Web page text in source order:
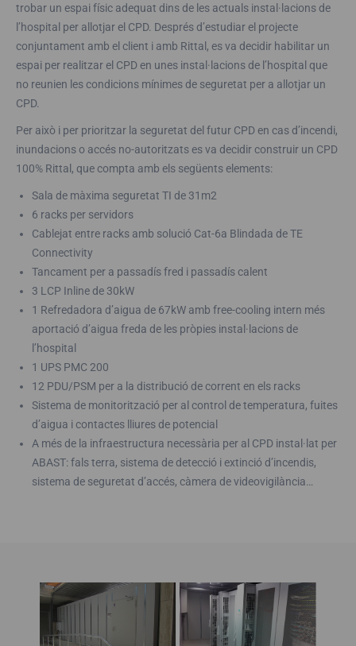
trobar un espai físic adequat dins de les actuals instal·lacions de
l’hospital per allotjar el CPD. Després d’estudiar el projecte
conjuntament amb el client i amb Rittal, es va decidir habilitar un
espai per realitzar el CPD en unes instal·lacions de l’hospital que
no reunien les condicions mínimes de seguretat per a allotjar un
CPD.
Per això i per prioritzar la seguretat del futur CPD en cas d’incendi,
inundacions o accés no-autoritzats es va decidir construir un CPD
100% Rittal, que compta amb els següents elements:
Sala de màxima seguretat TI de 31m2
6 racks per servidors
Cablejat entre racks amb solució Cat-6a Blindada de TE
Connectivity
Tancament per a passadís fred i passadís calent
3 LCP Inline de 30kW
1 Refredadora d’aigua de 67kW amb free-cooling intern més
aportació d’aigua freda de les pròpies instal·lacions de
l’hospital
1 UPS PMC 200
12 PDU/PSM per a la distribució de corrent en els racks
Sistema de monitorització per al control de temperatura, fuites
d’aigua i contactes lliures de potencial
A més de la infraestructura necessària per al CPD instal·lat per
ABAST: fals terra, sistema de detecció i extinció d’incendis,
sistema de seguretat d’accés, càmera de videovigilància…